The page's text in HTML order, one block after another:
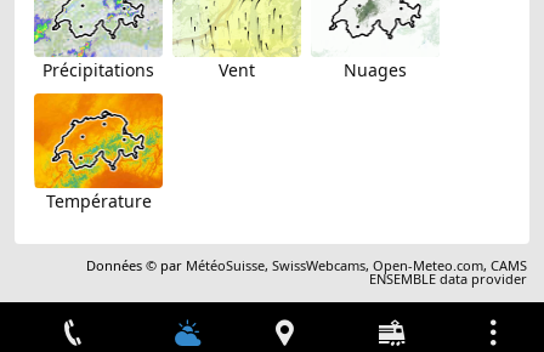
Précipitations Vent Nuages
Température
Données © par MétéoSuisse,SwissWebcams,Open-Meteo.com,CAMS
ENSEMBLE data provider